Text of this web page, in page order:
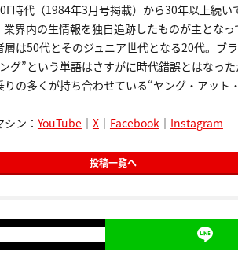
時代（1984年3月号掲載）から30年以上続い
界内の生情報を独自追跡したものが主となっ
層は50代とそのジュニア世代となる20代。ブ
グ”という単語はさすがに時代錯誤とはなっ
りの多くが持ち合わせている“ヤング・アット
ン： YouTube｜ X｜ Facebook｜ Instagram
投稿一覧へ